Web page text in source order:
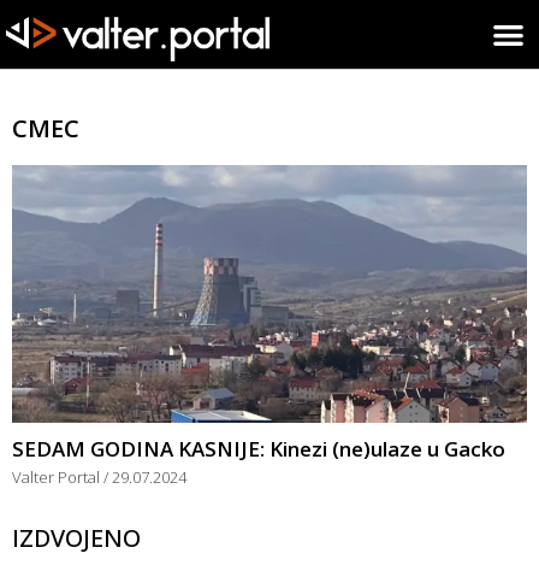
CMEC
SEDAM GODINA KASNIJE: Kinezi (ne)ulaze u Gacko
Valter Portal 29.07.2024
IZDVOJENO